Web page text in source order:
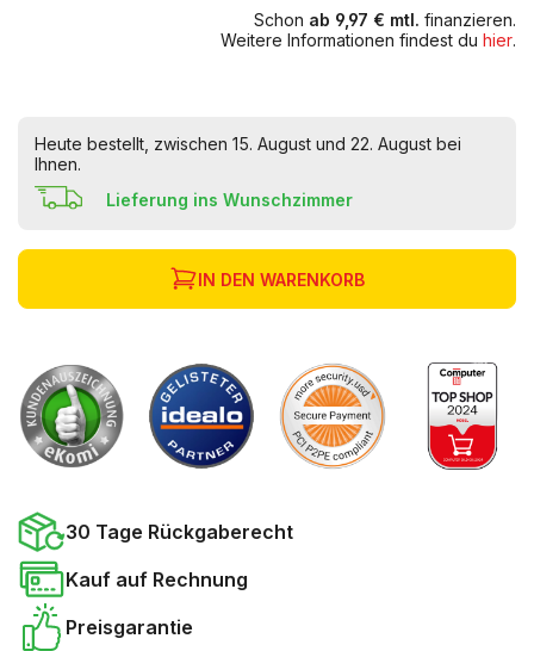
Schon ab 9,97 € mtl. finanzieren.
Weitere Informationen findest du hier.
Heute bestellt, zwischen 15. August und 22. August bei
Ihnen.
Lieferung ins Wunschzimmer
IN DEN WARENKORB
30 Tage Rückgaberecht
Kauf auf Rechnung
Preisgarantie